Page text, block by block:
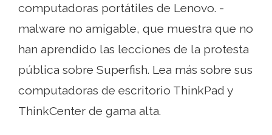
computadoras portátiles de Lenovo. -
malware no amigable, que muestra que no
han aprendido las lecciones de la protesta
pública sobre Superfish. Lea más sobre sus
computadoras de escritorio ThinkPad y
ThinkCenter de gama alta.